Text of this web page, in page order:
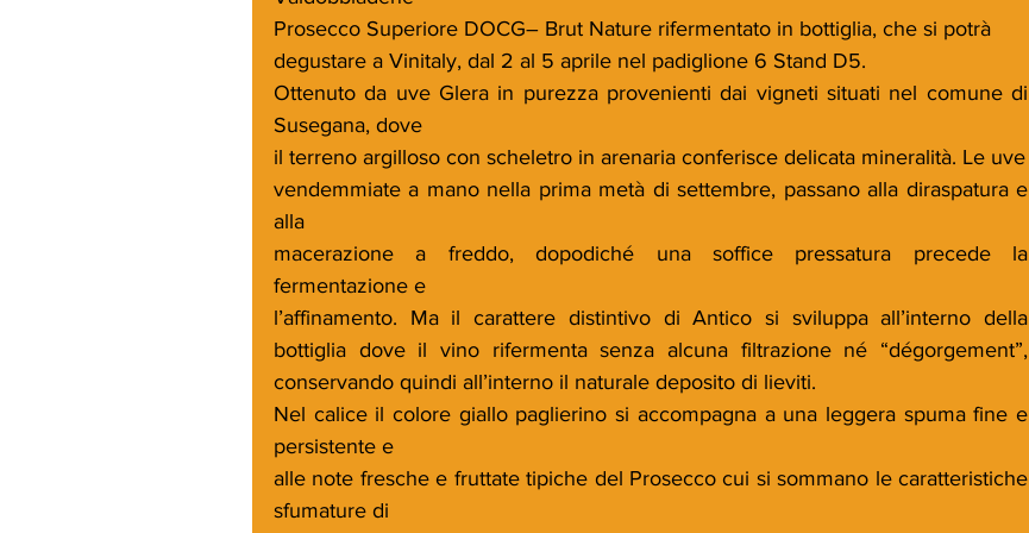
Prosecco Superiore DOCG– Brut Nature rifermentato in bottiglia, che si potrà
degustare a Vinitaly, dal 2 al 5 aprile nel padiglione 6 Stand D5.
Ottenuto da uve Glera in purezza provenienti dai vigneti situati nel comune di
Susegana, dove
il terreno argilloso con scheletro in arenaria conferisce delicata mineralità. Le uve
vendemmiate a mano nella prima metà di settembre, passano alla diraspatura e
alla
macerazione a freddo, dopodiché una soffice pressatura precede la
fermentazione e
l’affinamento. Ma il carattere distintivo di Antico si sviluppa all’interno della
bottiglia dove il vino rifermenta senza alcuna filtrazione né “dégorgement”,
conservando quindi all’interno il naturale deposito di lieviti.
Nel calice il colore giallo paglierino si accompagna a una leggera spuma fine e
persistente e
alle note fresche e fruttate tipiche del Prosecco cui si sommano le caratteristiche
sfumature di